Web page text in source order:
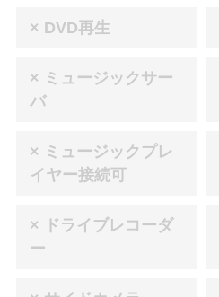
× DVD再生
× ミュージックサー
バ
× ミュージックプレ
イヤー接続可
× ドライブレコーダ
ー